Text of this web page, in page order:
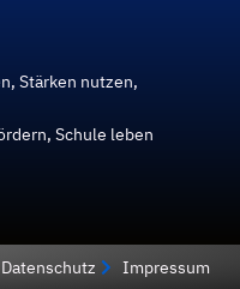
Stärken nutzen,
Schule leben
Datenschutz Impressum